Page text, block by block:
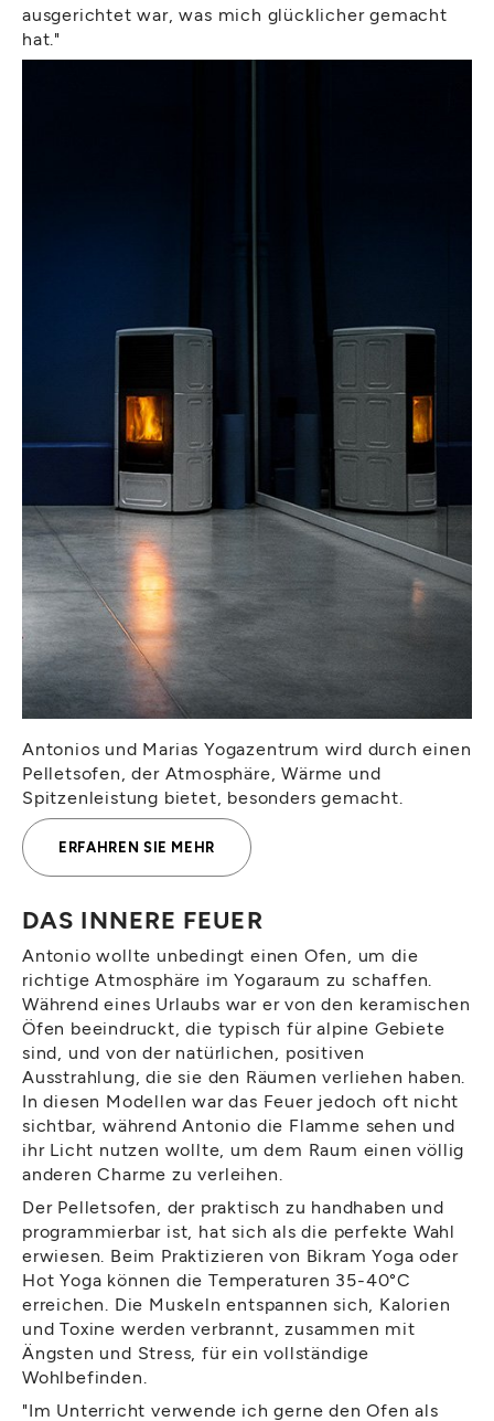
ausgerichtet war, was mich glücklicher gemacht
hat."
Antonios und Marias Yogazentrum wird durch einen
Pelletsofen, der Atmosphäre, Wärme und
Spitzenleistung bietet, besonders gemacht.
ERFAHREN SIE MEHR
DAS INNERE FEUER
Antonio wollte unbedingt einen Ofen, um die
richtige Atmosphäre im Yogaraum zu schaffen.
Während eines Urlaubs war er von den keramischen
Öfen beeindruckt, die typisch für alpine Gebiete
sind, und von der natürlichen, positiven
Ausstrahlung, die sie den Räumen verliehen haben.
In diesen Modellen war das Feuer jedoch oft nicht
sichtbar, während Antonio die Flamme sehen und
ihr Licht nutzen wollte, um dem Raum einen völlig
anderen Charme zu verleihen.
Der Pelletsofen, der praktisch zu handhaben und
programmierbar ist, hat sich als die perfekte Wahl
erwiesen. Beim Praktizieren von Bikram Yoga oder
Hot Yoga können die Temperaturen 35-40°C
erreichen. Die Muskeln entspannen sich, Kalorien
und Toxine werden verbrannt, zusammen mit
Ängsten und Stress, für ein vollständige
Wohlbefinden.
"Im Unterricht verwende ich gerne den Ofen als